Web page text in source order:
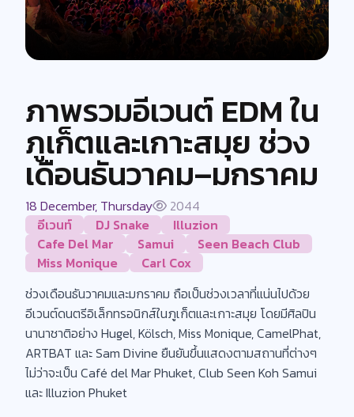
ภาพรวมอีเวนต์ EDM ใน
ภูเก็ตและเกาะสมุย ช่วง
เดือนธันวาคม–มกราคม
18 December, Thursday
2044
อีเวนท์
DJ Snake
Illuzion
Cafe Del Mar
Samui
Seen Beach Club
Miss Monique
Carl Cox
ช่วงเดือนธันวาคมและมกราคม ถือเป็นช่วงเวลาที่แน่นไปด้วย
อีเวนต์ดนตรีอิเล็กทรอนิกส์ในภูเก็ตและเกาะสมุย โดยมีศิลปิน
นานาชาติอย่าง Hugel, Kölsch, Miss Monique, CamelPhat,
ARTBAT และ Sam Divine ยืนยันขึ้นแสดงตามสถานที่ต่างๆ
ไม่ว่าจะเป็น Café del Mar Phuket, Club Seen Koh Samui
และ Illuzion Phuket